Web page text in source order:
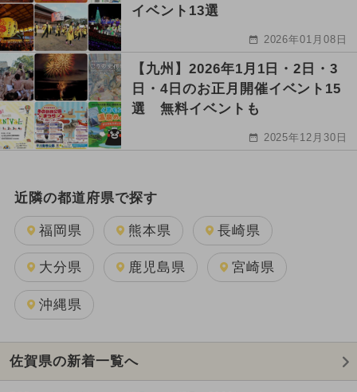
イベント13選
2026年01月08日
【九州】2026年1月1日・2日・3
日・4日のお正月開催イベント15
選 無料イベントも
2025年12月30日
近隣の都道府県で探す
福岡県 熊本県 長崎県
大分県 鹿児島県 宮崎県
沖縄県
佐賀県の新着一覧へ